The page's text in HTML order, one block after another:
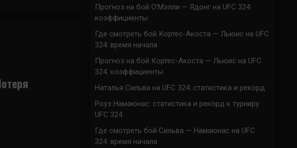
Прогноз на бой О’Мэлли — Ядонг на UFC 324:
коэффициенты
Где смотреть бой Кортес-Акоста — Льюис на UFC
324: время начала
Прогноз на бой Кортес-Акоста — Льюис на UFC
324: коэффициенты
Наталья Сильва на UFC 324: статистика и рекорд
Роуз Намаюнас: статистика и рекорд к турниру
UFC 324
Где смотреть бой Сильва — Намаюнас на UFC
324: время начала